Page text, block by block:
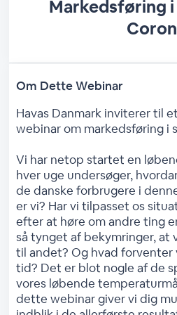
Markedsføring
Om Dette Webinar
Havas Danmark inviterer til
webinar om markedsføring i
Vi har netop startet en
hver uge undersøger,
de danske forbrugere i
er vi? Har vi tilpasset os
efter at høre om andre ting
så tynget af bekymringer, at
til andet? Og hvad forventer
tid? Det er blot nogle af de
vores løbende
dette webinar giver vi dig